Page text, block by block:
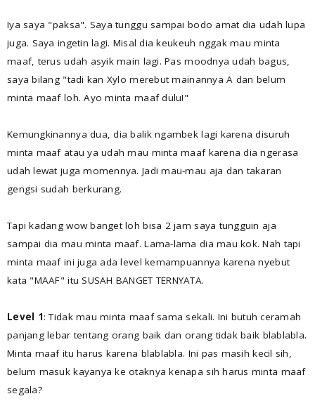
Iya saya "paksa". Saya tunggu sampai bodo amat dia udah lupa
juga. Saya ingetin lagi. Misal dia keukeuh nggak mau minta
maaf, terus udah asyik main lagi. Pas moodnya udah bagus,
saya bilang "tadi kan Xylo merebut mainannya A dan belum
minta maaf loh. Ayo minta maaf dulu!"
Kemungkinannya dua, dia balik ngambek lagi karena disuruh
minta maaf atau ya udah mau minta maaf karena dia ngerasa
udah lewat juga momennya. Jadi mau-mau aja dan takaran
gengsi sudah berkurang.
Tapi kadang wow banget loh bisa 2 jam saya tungguin aja
sampai dia mau minta maaf. Lama-lama dia mau kok. Nah tapi
minta maaf ini juga ada level kemampuannya karena nyebut
kata "MAAF" itu SUSAH BANGET TERNYATA.
Level 1: Tidak mau minta maaf sama sekali. Ini butuh ceramah
panjang lebar tentang orang baik dan orang tidak baik blablabla.
Minta maaf itu harus karena blablabla. Ini pas masih kecil sih,
belum masuk kayanya ke otaknya kenapa sih harus minta maaf
segala?